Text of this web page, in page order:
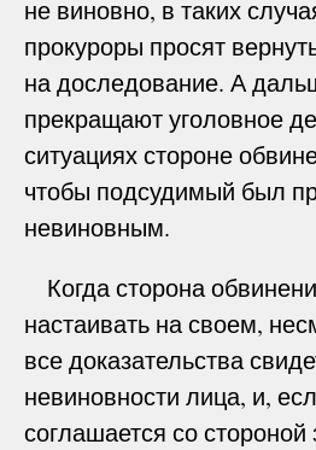
не виновно, в таких
прокуроры просят
на доследование. А
прекращают уголовное
ситуациях стороне
чтобы подсудимый был
невиновным.
Когда сторона
настаивать на своем,
все доказательства
невиновности лица, и,
соглашается со